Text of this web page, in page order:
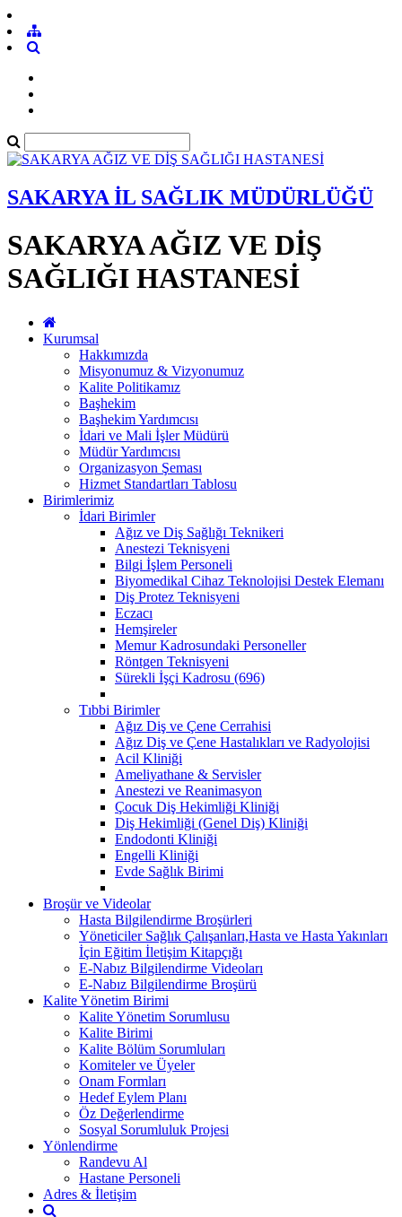
SAKARYA İL SAĞLIK MÜDÜRLÜĞÜ
SAKARYA AĞIZ VE DİŞ
SAĞLIĞI HASTANESİ
Kurumsal
Hakkımızda
Misyonumuz & Vizyonumuz
Kalite Politikamız
Başhekim
Başhekim Yardımcısı
İdari ve Mali İşler Müdürü
Müdür Yardımcısı
Organizasyon Şeması
Hizmet Standartları Tablosu
Birimlerimiz
İdari Birimler
Ağız ve Diş Sağlığı Teknikeri
Anestezi Teknisyeni
Bilgi İşlem Personeli
Biyomedikal Cihaz Teknolojisi Destek Elemanı
Diş Protez Teknisyeni
Eczacı
Hemşireler
Memur Kadrosundaki Personeller
Röntgen Teknisyeni
Sürekli İşçi Kadrosu (696)
Tıbbi Birimler
Ağız Diş ve Çene Cerrahisi
Ağız Diş ve Çene Hastalıkları ve Radyolojisi
Acil Kliniği
Ameliyathane & Servisler
Anestezi ve Reanimasyon
Çocuk Diş Hekimliği Kliniği
Diş Hekimliği (Genel Diş) Kliniği
Endodonti Kliniği
Engelli Kliniği
Evde Sağlık Birimi
Broşür ve Videolar
Hasta Bilgilendirme Broşürleri
Yöneticiler Sağlık Çalışanları,Hasta ve Hasta Yakınları
İçin Eğitim İletişim Kitapçığı
E-Nabız Bilgilendirme Videoları
E-Nabız Bilgilendirme Broşürü
Kalite Yönetim Birimi
Kalite Yönetim Sorumlusu
Kalite Birimi
Kalite Bölüm Sorumluları
Komiteler ve Üyeler
Onam Formları
Hedef Eylem Planı
Öz Değerlendirme
Sosyal Sorumluluk Projesi
Yönlendirme
Randevu Al
Hastane Personeli
Adres & İletişim